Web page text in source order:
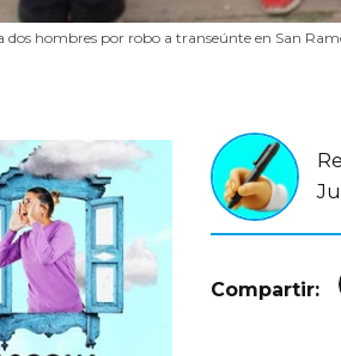
dos hombres por robo a transeúnte en San
Compartir: